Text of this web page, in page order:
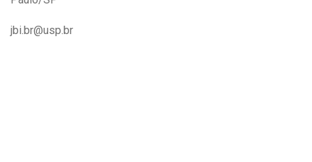
jbi.br@usp.br